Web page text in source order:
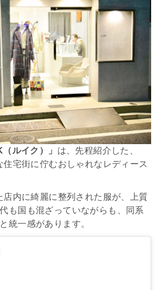
（ルイク）」 は、先程紹介した、
宅街に佇むおしゃれなレディース
内に綺麗に整列された服が、上質
も国も混ざっていながらも、同系
統一感があります。